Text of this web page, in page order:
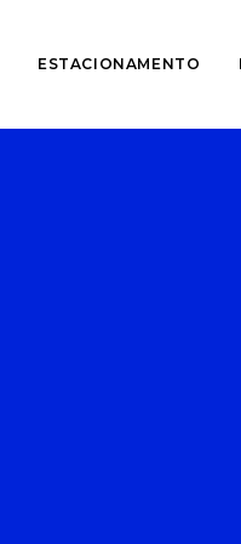
ESTACIONAMENTO